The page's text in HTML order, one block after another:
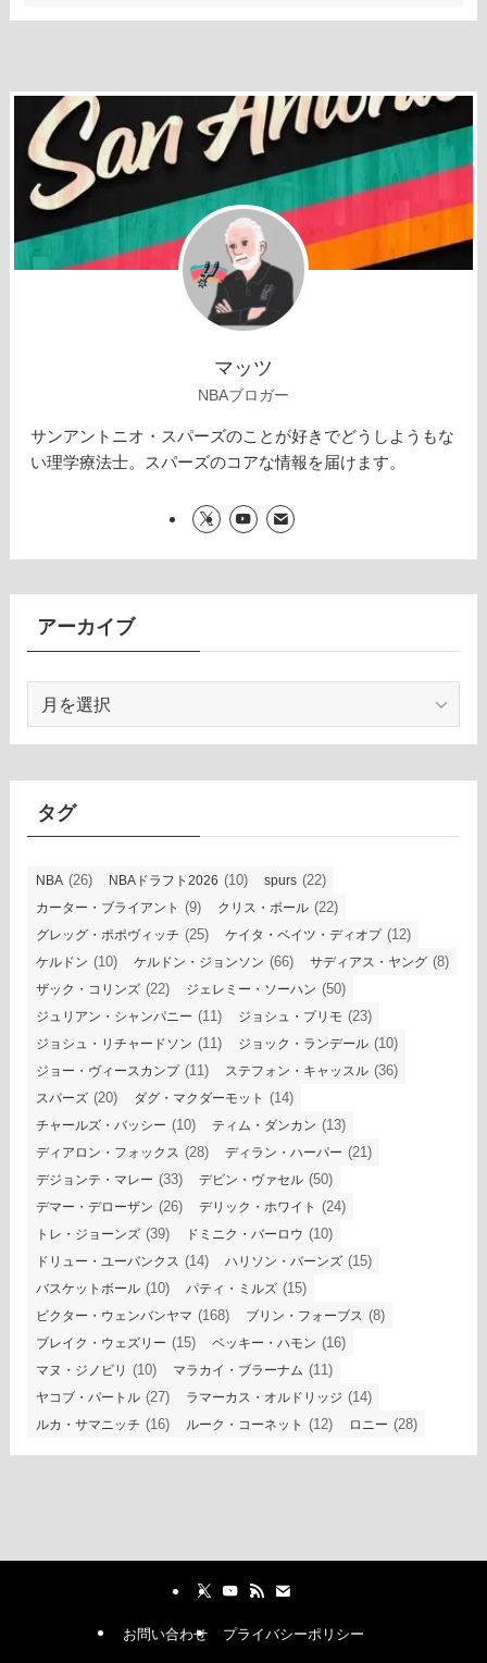
マッツ
NBAブロガー
サンアントニオ・スパーズのことが好きでどうしようもな
い理学療法士。スパーズのコアな情報を届けます。
アーカイブ
カ
タグ
NBA (26) NBAドラフト2026 (10) spurs (22)
カーター・ブライアント (9) クリス・ポール (22)
グレッグ・ポポヴィッチ (25) ケイタ・ベイツ・ディオプ(12)
ケルドン (10) ケルドン・ジョンソン (66) サディアス・ヤング (8)
ザック・コリンズ (22) ジェレミー・ソーハン (50)
ジュリアン・シャンパニー (11) ジョシュ・プリモ (23)
ジョシュ・リチャードソン (11) ジョック・ランデール (10)
ジョー・ヴィースカンプ(11) ステフォン・キャッスル (36)
スパーズ (20) ダグ・マクダーモット (14)
チャールズ・バッシー (10) ティム・ダンカン (13)
ディアロン・フォックス (28) ディラン・ハーパー (21)
デジョンテ・マレー (33) デビン・ヴァセル (50)
デマー・デローザン (26) デリック・ホワイト (24)
トレ・ジョーンズ (39) ドミニク・バーロウ (10)
ドリュー・ユーバンクス (14) ハリソン・バーンズ (15)
バスケットボール (10) パティ・ミルズ (15)
ビクター・ウェンバンヤマ (168) ブリン・フォーブス (8)
ブレイク・ウェズリー (15) ベッキー・ハモン (16)
マヌ・ジノビリ (10) マラカイ・ブラーナム (11)
ヤコブ・パートル (27) ラマーカス・オルドリッジ (14)
ルカ・サマニッチ (16) ルーク・コーネット (12) ロニー (28)
お問い合わせ プライバシーポリシー